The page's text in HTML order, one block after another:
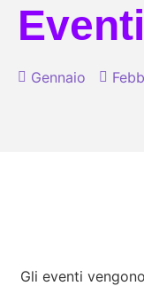
Gennaio
Gli eventi